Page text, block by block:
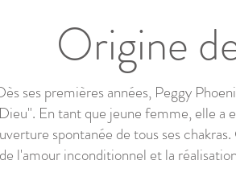
Origine
ses premières années, Peggy
Dieu". En tant que jeune femme, elle a
spontanée de tous ses
de l'amour inconditionnel et la